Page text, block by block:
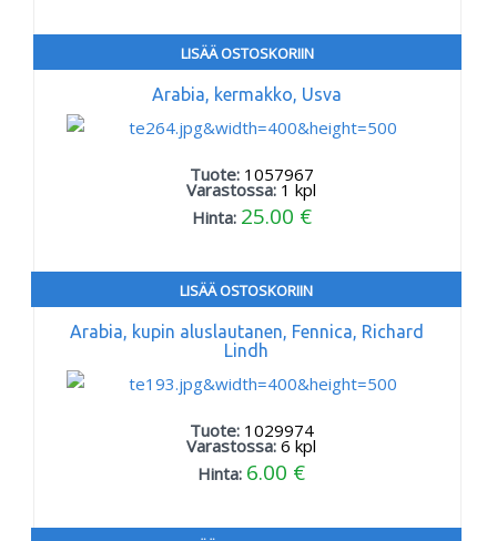
LISÄÄ OSTOSKORIIN
Arabia, kermakko, Usva
Tuote: 1057967
Varastossa: 1 kpl
Hinta: 25.00 €
LISÄÄ OSTOSKORIIN
Arabia, kupin aluslautanen, Fennica, Richard
Lindh
Tuote: 1029974
Varastossa:6 kpl
Hinta: 6.00 €